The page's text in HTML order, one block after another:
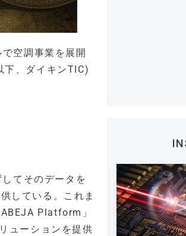
空調事業を展開
下、ダイキンTIC)
てそのデータを
している。これま
Platform」
ューションを提供